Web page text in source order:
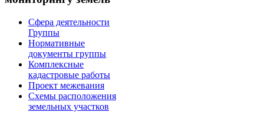
Сфера деятельности
Группы
Нормативные
документы группы
Комплексные
кадастровые работы
Проект межевания
Схемы расположения
земельных участков